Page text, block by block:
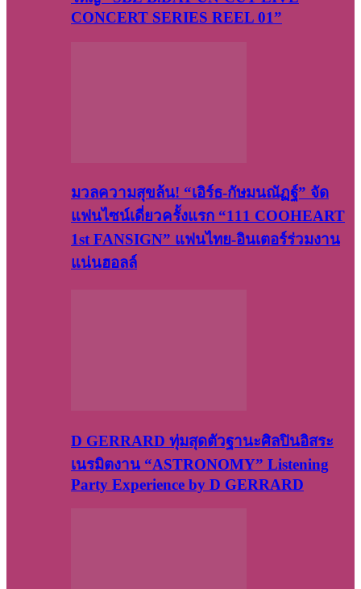
CONCERT SERIES REEL 01”
มวลความสุขล้น! “เอิร์ธ-กัษมนณัฏฐ์” จัด
แฟนไซน์เดี่ยวครั้งแรก “111 COOHEART
1st FANSIGN” แฟนไทย-อินเตอร์ร่วมงาน
แน่นฮอลล์
D GERRARD ทุ่มสุดตัวฐานะศิลปินอิสระ
เนรมิตงาน “ASTRONOMY” Listening
Party Experience by D GERRARD